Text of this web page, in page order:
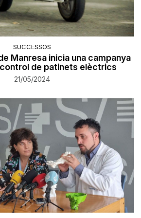
SUCCESSOS
Manresa inicia una campanya
de patinets elèctrics
21/05/2024